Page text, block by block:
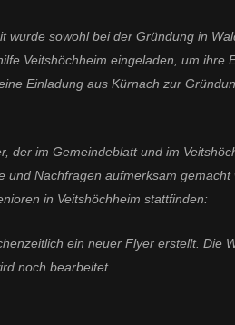
wurde sowohl bei der Gründung in
Veitshöchheim eingeladen, um ihre
Einladung aus Kürnach zur
der im Gemeindeblatt und im
und Nachfragen aufmerksam
in Veitshöchheim stattfinden:
ein neuer Flyer erstellt. Die
noch bearbeitet.